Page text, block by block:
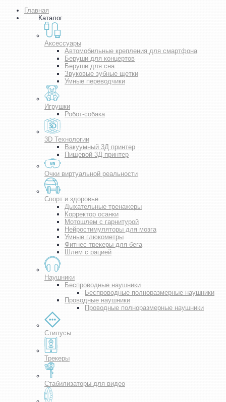
Главная
Каталог
Аксессуары
Автомобильные крепления для смартфона
Беруши для концертов
Беруши для сна
Звуковые зубные щетки
Умные переводчики
Игрушки
Робот-собака
3D Технологии
Вакуумный 3Д принтер
Пищевой 3Д принтер
Очки виртуальной реальности
Спорт и здоровье
Дыхательные тренажеры
Корректор осанки
Мотошлем с гарнитурой
Нейростимуляторы для мозга
Умные глюкометры
Фитнес-трекеры для бега
Шлем с рацией
Наушники
Беспроводные наушники
Беспроводные полноразмерные наушники
Проводные наушники
Проводные полноразмерные наушники
Стилусы
Трекеры
Стабилизаторы для видео